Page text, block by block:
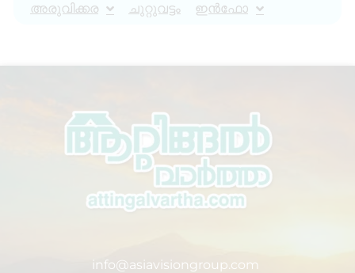
അരുവിക്കര ചുറ്റുവട്ടം ഇൻഫോ
info@asiavisiongroup.com